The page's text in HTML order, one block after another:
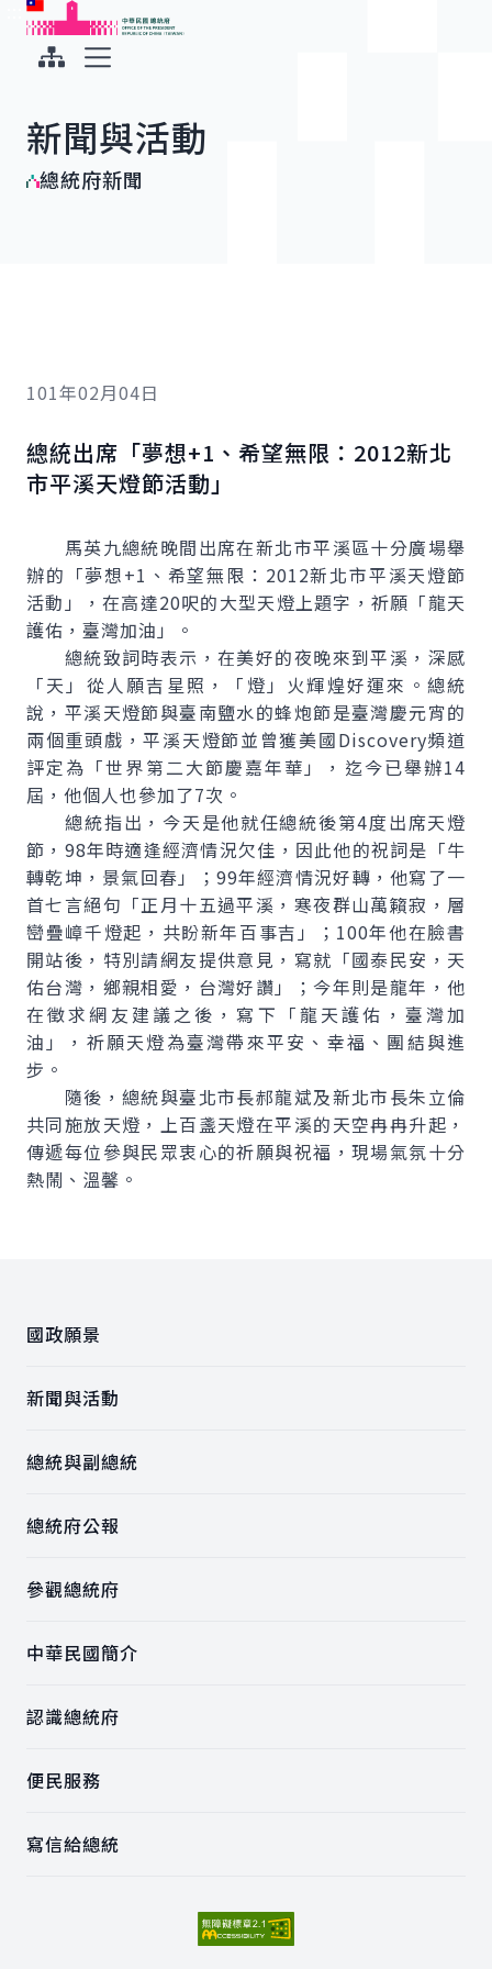
跳到主要內容
中華民國總統府
新聞與活動
總統府新聞
101年02月04日
總統出席「夢想+1、希望無限：2012新北
市平溪天燈節活動」
馬英九總統晚間出席在新北市平溪區十分廣場舉
辦的「夢想+1、希望無限：2012新北市平溪天燈節
活動」，在高達20呎的大型天燈上題字，祈願「龍天
護佑，臺灣加油」。
總統致詞時表示，在美好的夜晚來到平溪，深感
「天」從人願吉星照，「燈」火輝煌好運來。總統
說，平溪天燈節與臺南鹽水的蜂炮節是臺灣慶元宵的
兩個重頭戲，平溪天燈節並曾獲美國Discovery頻道
評定為「世界第二大節慶嘉年華」，迄今已舉辦14
屆，他個人也參加了7次。
總統指出，今天是他就任總統後第4度出席天燈
節，98年時適逢經濟情況欠佳，因此他的祝詞是「牛
轉乾坤，景氣回春」；99年經濟情況好轉，他寫了一
首七言絕句「正月十五過平溪，寒夜群山萬籟寂，層
巒疊嶂千燈起，共盼新年百事吉」；100年他在臉書
開站後，特別請網友提供意見，寫就「國泰民安，天
佑台灣，鄉親相愛，台灣好讚」；今年則是龍年，他
在徵求網友建議之後，寫下「龍天護佑，臺灣加
油」，祈願天燈為臺灣帶來平安、幸福、團結與進
步。
隨後，總統與臺北市長郝龍斌及新北市長朱立倫
共同施放天燈，上百盞天燈在平溪的天空冉冉升起，
傳遞每位參與民眾衷心的祈願與祝福，現場氣氛十分
熱鬧、溫馨。
國政願景
新聞與活動
總統與副總統
總統府公報
參觀總統府
中華民國簡介
認識總統府
便民服務
寫信給總統